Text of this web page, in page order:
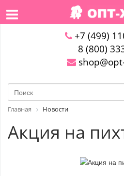
+7 (499)
8 (800)
Главная Новости
Акция на